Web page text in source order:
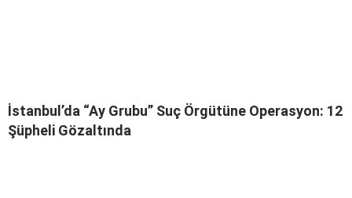
İstanbul’da “Ay Grubu” Suç Örgütüne Operasyon: 12
Şüpheli Gözaltında